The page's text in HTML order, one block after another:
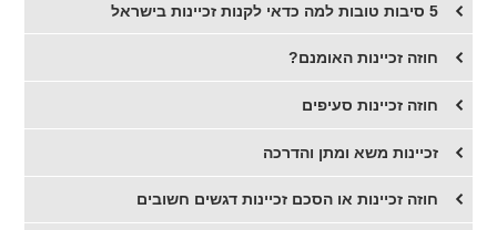
5 סיבות טובות למה כדאי לקנות זכיינות בישראל
חוזה זכיינות האומנם?
​חוזה זכיינות סעיפים
זכיינות משא ומתן והדרכה
חוזה זכיינות או הסכם זכיינות דגשים חשובים